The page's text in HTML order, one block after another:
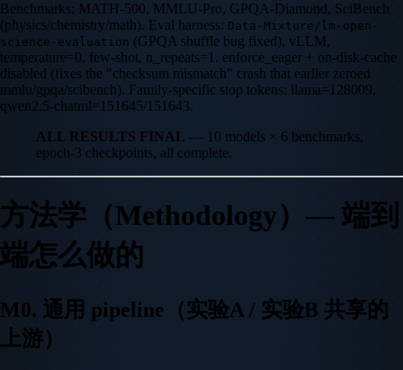
Benchmarks: MATH-500, MMLU-Pro, GPQA-Diamond, SciBench
(physics/chemistry/math). Eval harness: Data-Mixture/lm-open-
science-evaluation (GPQA shuffle bug fixed), vLLM,
temperature=0, few-shot, n_repeats=1. enforce_eager + on-disk-cache
disabled (fixes the "checksum mismatch" crash that earlier zeroed
mmlu/gpqa/scibench). Family-specific stop tokens: llama=128009,
qwen2.5-chatml=151645/151643.
ALL RESULTS FINAL — 10 models × 6 benchmarks,
epoch-3 checkpoints, all complete.
方法学（Methodology）— 端到
端怎么做的
M0. 通用 pipeline（实验A / 实验B 共享的
上游）